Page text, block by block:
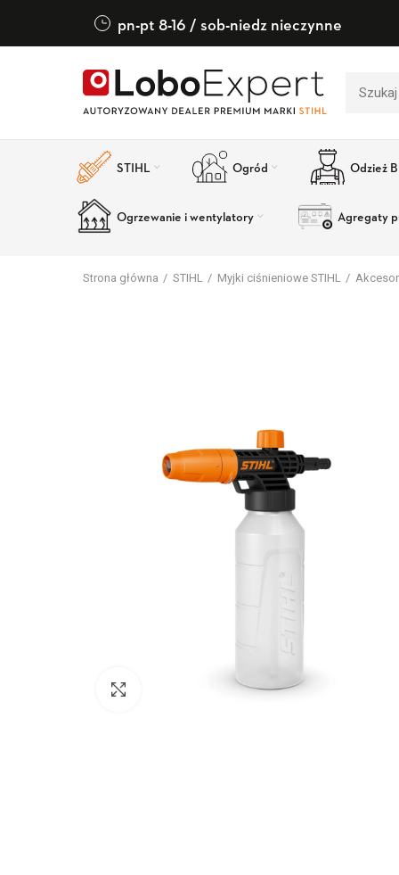
pn-pt 8-16 / sob-niedz nieczynne
STIHL Ogród Odzież
Ogrzewanie i wentylatory Agregaty
Strona główna STIHL Myjki ciśnieniowe STIHL
Kliknij aby powiększyć